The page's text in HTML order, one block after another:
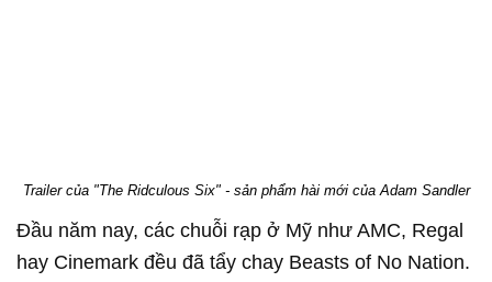
Trailer của "The Ridculous Six" - sản phẩm hài mới của Adam Sandler
Đầu năm nay, các chuỗi rạp ở Mỹ như AMC, Regal
hay Cinemark đều đã tẩy chay Beasts of No Nation.